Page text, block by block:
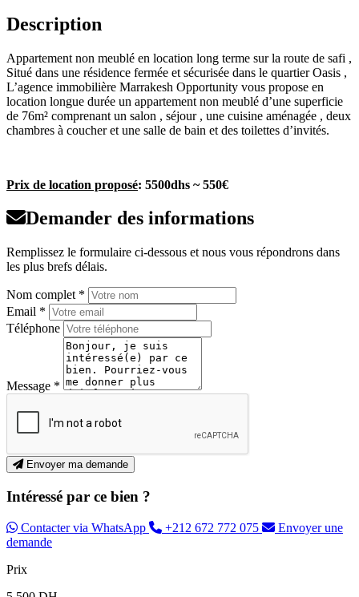
Description
Appartement non meublé en location long terme sur la route de safi ,
Situé dans une résidence fermée et sécurisée dans le quartier Oasis ,
L’agence immobilière Marrakesh Opportunity vous propose en
location longue durée un appartement non meublé d’une superficie
de 76m² comprenant un salon , séjour , une cuisine aménagée , deux
chambres à coucher et une salle de bain et des toilettes d’invités.
Prix de location proposé: 5500dhs ~ 550€
Demander des informations
Remplissez le formulaire ci-dessous et nous vous répondrons dans
les plus brefs délais.
Nom complet *
Email *
Téléphone
Message *
Envoyer ma demande
Intéressé par ce bien ?
Contacter via WhatsApp +212 672 772 075
Envoyer une
demande
Prix